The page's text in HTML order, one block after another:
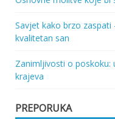
Savjet kako brzo zaspati
kvalitetan san
Zanimljivosti o
krajeva
PREPORUKA